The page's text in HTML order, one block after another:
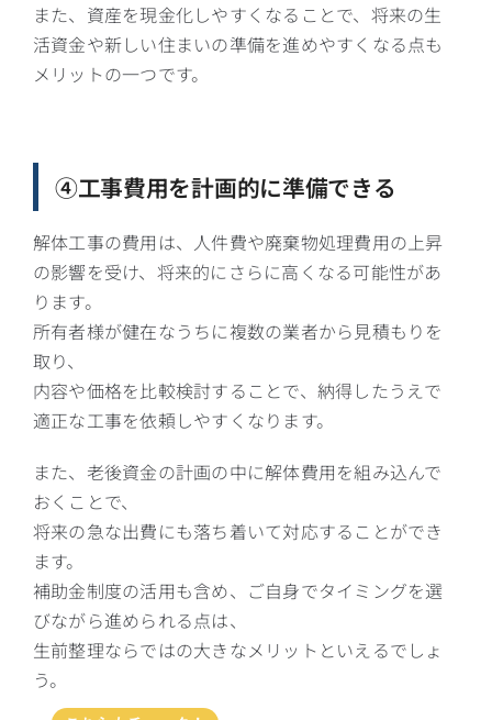
また、資産を現金化しやすくなることで、将来の生
活資金や新しい住まいの準備を進めやすくなる点も
メリットの一つです。
④工事費用を計画的に準備できる
解体工事の費用は、人件費や廃棄物処理費用の上昇
の影響を受け、将来的にさらに高くなる可能性があ
ります。
所有者様が健在なうちに複数の業者から見積もりを
取り、
内容や価格を比較検討することで、納得したうえで
適正な工事を依頼しやすくなります。
また、老後資金の計画の中に解体費用を組み込んで
おくことで、
将来の急な出費にも落ち着いて対応することができ
ます。
補助金制度の活用も含め、ご自身でタイミングを選
びながら進められる点は、
生前整理ならではの大きなメリットといえるでしょ
う。